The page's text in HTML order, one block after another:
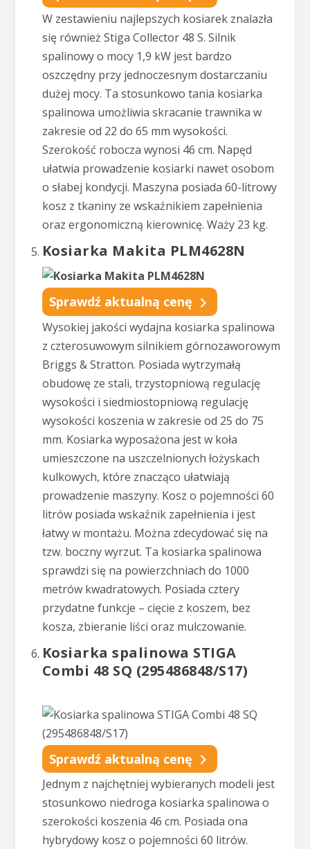
W zestawieniu najlepszych kosiarek znalazła
się również Stiga Collector 48 S. Silnik
spalinowy o mocy 1,9 kW jest bardzo
oszczędny przy jednoczesnym dostarczaniu
dużej mocy. Ta stosunkowo tania kosiarka
spalinowa umożliwia skracanie trawnika w
zakresie od 22 do 65 mm wysokości.
Szerokość robocza wynosi 46 cm. Napęd
ułatwia prowadzenie kosiarki nawet osobom
o słabej kondycji. Maszyna posiada 60-litrowy
kosz z tkaniny ze wskaźnikiem zapełnienia
oraz ergonomiczną kierownicę. Waży 23 kg.
Kosiarka Makita PLM4628N
Sprawdź aktualną cenę
Wysokiej jakości wydajna kosiarka spalinowa
z czterosuwowym silnikiem górnozaworowym
Briggs & Stratton. Posiada wytrzymałą
obudowę ze stali, trzystopniową regulację
wysokości i siedmiostopniową regulację
wysokości koszenia w zakresie od 25 do 75
mm. Kosiarka wyposażona jest w koła
umieszczone na uszczelnionych łożyskach
kulkowych, które znacząco ułatwiają
prowadzenie maszyny. Kosz o pojemności 60
litrów posiada wskaźnik zapełnienia i jest
łatwy w montażu. Można zdecydować się na
tzw. boczny wyrzut. Ta kosiarka spalinowa
sprawdzi się na powierzchniach do 1000
metrów kwadratowych. Posiada cztery
przydatne funkcje – cięcie z koszem, bez
kosza, zbieranie liści oraz mulczowanie.
Kosiarka spalinowa STIGA
Combi 48 SQ (295486848/S17)
Sprawdź aktualną cenę
Jednym z najchętniej wybieranych modeli jest
stosunkowo niedroga kosiarka spalinowa o
szerokości koszenia 46 cm. Posiada ona
hybrydowy kosz o pojemności 60 litrów.